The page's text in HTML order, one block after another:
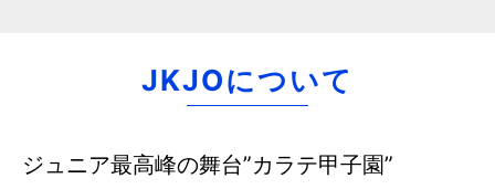
JKJOについて
ジュニア最高峰の舞台”カラテ甲子園”